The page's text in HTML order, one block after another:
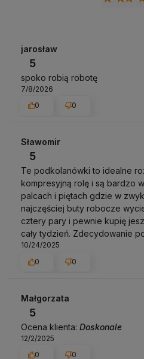
jarosław
5
spoko robią robotę
7/8/2026
0
0
Sławomir
5
Te podkolanówki to idealne
kompresyjną rolę i są bardzo
palcach i piętach gdzie w
najczęściej buty robocze
cztery pary i pewnie kupię
cały tydzień. Zdecydowanie
10/24/2025
0
0
Małgorzata
5
Ocena klienta: Doskonale
12/2/2025
0
0